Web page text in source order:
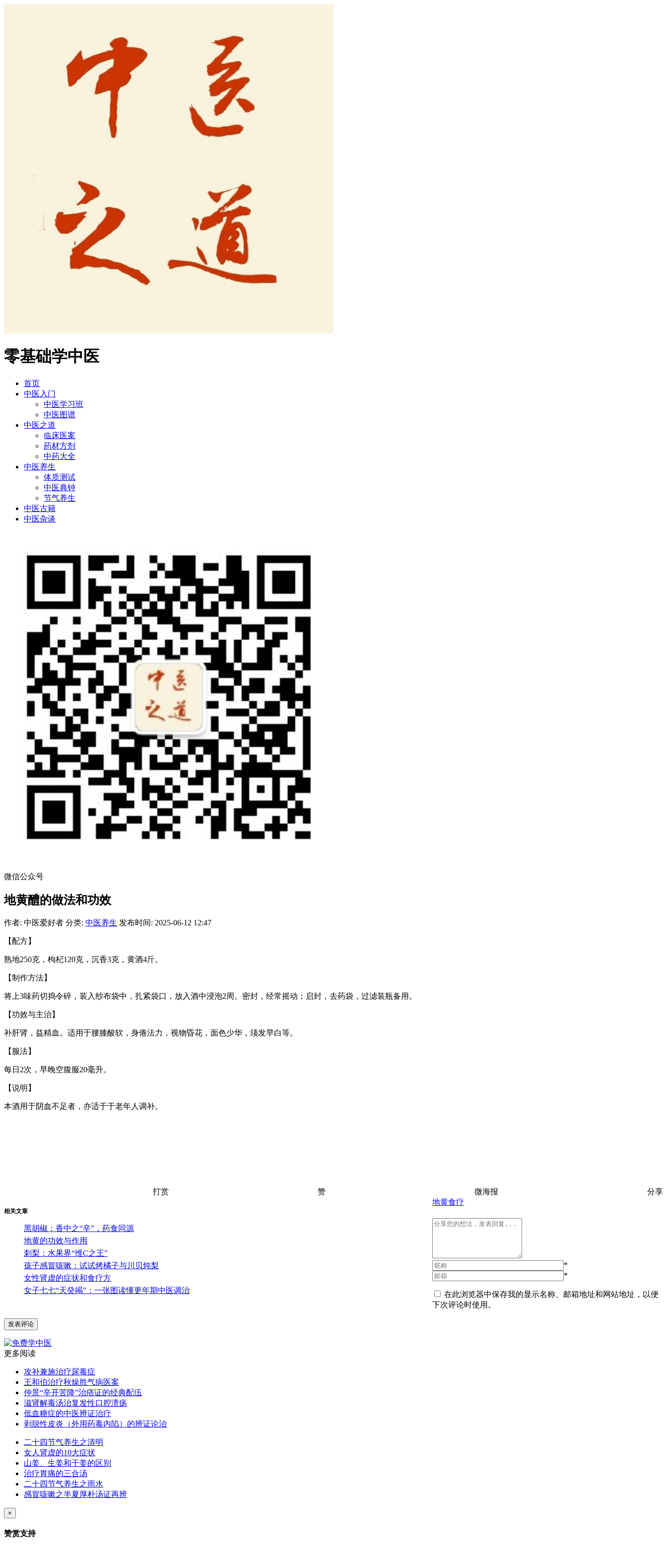
零基础学中医
首页
中医入门
中医学习班
中医图谱
中医之道
临床医案
药材方剂
中药大全
中医养生
体质测试
中医典钟
节气养生
中医古籍
中医杂谈
微信公众号
地黄醴的做法和功效
作者: 中医爱好者 分类: 中医养生 发布时间: 2025-06-12 12:47
【配方】
熟地250克，枸杞120克，沉香3克，黄酒4斤。
【制作方法】
将上3味药切捣令碎，装入纱布袋中，扎紧袋口，放入酒中浸泡2周。密封，经常摇动；启封，去药袋，过滤装瓶备用。
【功效与主治】
补肝肾，益精血。适用于腰膝酸软，身倦法力，视物昏花，面色少华，须发早白等。
【服法】
每日2次，早晚空腹服20毫升。
【说明】
本酒用于阴血不足者，亦适于于老年人调补。
打赏 赞 微海报 分享
相关文章
黑胡椒：香中之“辛”，药食同源
地黄的功效与作用
刺梨：水果界“维C之王”
孩子感冒咳嗽：试试烤橘子与川贝炖梨
女性肾虚的症状和食疗方
女子七七“天癸竭”：一张图读懂更年期中医调治
地黄食疗
*
*
在此浏览器中保存我的显示名称、邮箱地址和网站地址，以便
下次评论时使用。
更多阅读
攻补兼施治疗尿毒症
王和伯治疗秋燥胜气病医案
仲景“辛开苦降”治痞证的经典配伍
滋肾解毒汤治复发性口腔溃疡
低血糖症的中医辨证治疗
剥脱性皮炎（外用药毒内陷）的辨证论治
二十四节气养生之清明
女人肾虚的10大症状
山姜、生姜和干姜的区别
治疗胃痛的三合汤
二十四节气养生之雨水
感冒咳嗽之半夏厚朴汤证再辨
×
赞赏支持